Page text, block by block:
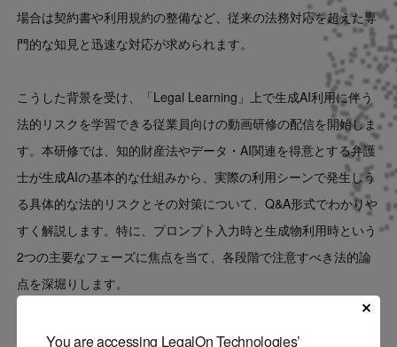
You are accessing LegalOn Technologies’
場合は契約書や利用規約の整備など、従来の法務対応を超えた専
門的な知見と迅速な対応が求められます。
こうした背景を受け、「Legal Learning」上で生成AI利用に伴う
法的リスクを学習できる従業員向けの動画研修の配信を開始しま
す。本研修では、知的財産法やデータ・AI関連を得意とする弁護
士が生成AIの基本的な仕組みから、実際の利用シーンで発生しう
る具体的な法的リスクとその対策について、Q&A形式でわかりや
すく解説します。特に、プロンプト入力時と生成物利用時という
2つの主要なフェーズに焦点を当て、各段階で注意すべき法的論
点を深堀りします。
本研修を受講いただくことで、全従業員の生成AI利用における法